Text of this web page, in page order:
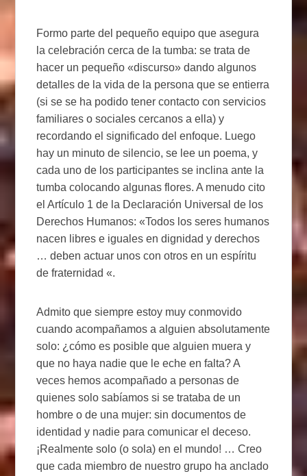
Formo parte del pequeño equipo que asegura
la celebración cerca de la tumba: se trata de
hacer un pequeño «discurso» dando algunos
detalles de la vida de la persona que se entierra
(si se se ha podido tener contacto con servicios
familiares o sociales cercanos a ella) y
recordando el significado del enfoque. Luego
hay un minuto de silencio, se lee un poema, y ​​
cada uno de los participantes se inclina ante la
tumba colocando algunas flores. A menudo cito
el Artículo 1 de la Declaración Universal de los
Derechos Humanos: «Todos los seres humanos
nacen libres e iguales en dignidad y derechos
… deben actuar unos con otros en un espíritu
de fraternidad «.
Admito que siempre estoy muy conmovido
cuando acompañamos a alguien absolutamente
solo: ¿cómo es posible que alguien muera y
que no haya nadie que le eche en falta? A
veces hemos acompañado a personas de
quienes solo sabíamos si se trataba de un
hombre o de una mujer: sin documentos de
identidad y nadie para comunicar el deceso.
¡Realmente solo (o sola) en el mundo! … Creo
que cada miembro de nuestro grupo ha anclado